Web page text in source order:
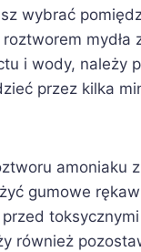
wybrać
mydła
i wody, należy
przez kilka
amoniaku z
gumowe
również